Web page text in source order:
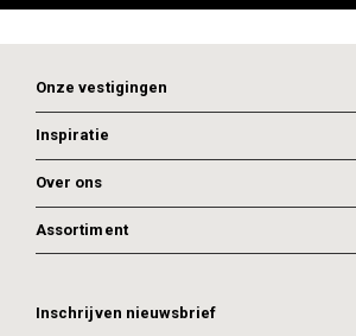
Onze vestigingen
Inspiratie
Over ons
Assortiment
Inschrijven nieuwsbrief